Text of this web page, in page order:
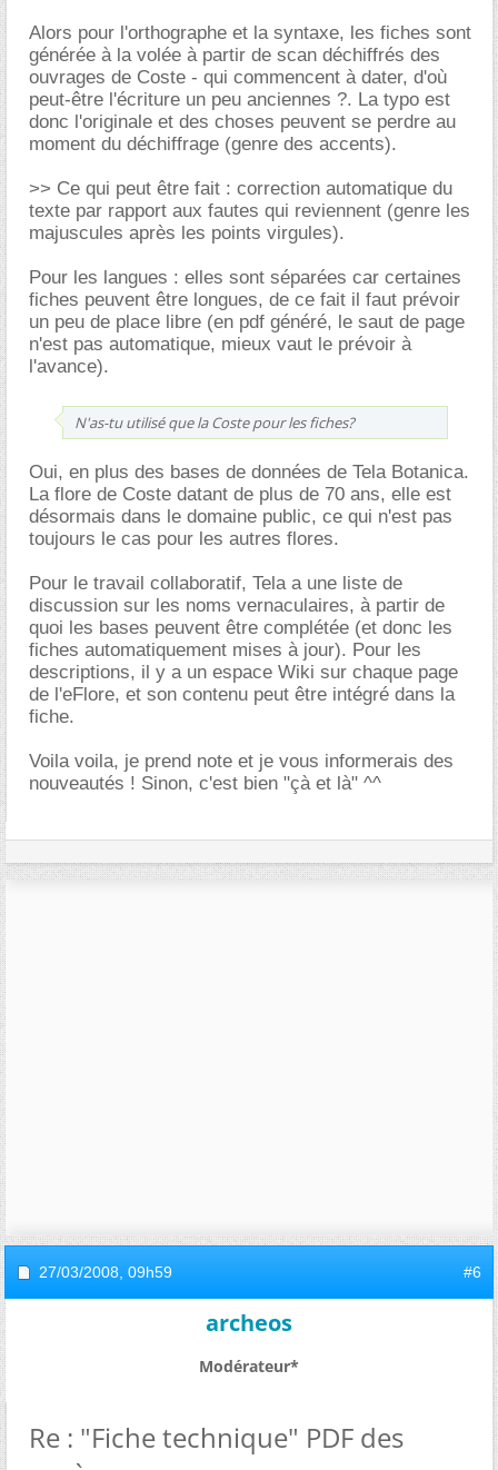
Alors pour l'orthographe et la syntaxe, les fiches sont
générée à la volée à partir de scan déchiffrés des
ouvrages de Coste - qui commencent à dater, d'où
peut-être l'écriture un peu anciennes ?. La typo est
donc l'originale et des choses peuvent se perdre au
moment du déchiffrage (genre des accents).
>> Ce qui peut être fait : correction automatique du
texte par rapport aux fautes qui reviennent (genre les
majuscules après les points virgules).
Pour les langues : elles sont séparées car certaines
fiches peuvent être longues, de ce fait il faut prévoir
un peu de place libre (en pdf généré, le saut de page
n'est pas automatique, mieux vaut le prévoir à
l'avance).
N'as-tu utilisé que la Coste pour les fiches?
Oui, en plus des bases de données de Tela Botanica.
La flore de Coste datant de plus de 70 ans, elle est
désormais dans le domaine public, ce qui n'est pas
toujours le cas pour les autres flores.
Pour le travail collaboratif, Tela a une liste de
discussion sur les noms vernaculaires, à partir de
quoi les bases peuvent être complétée (et donc les
fiches automatiquement mises à jour). Pour les
descriptions, il y a un espace Wiki sur chaque page
de l'eFlore, et son contenu peut être intégré dans la
fiche.
Voila voila, je prend note et je vous informerais des
nouveautés ! Sinon, c'est bien "çà et là" ^^
27/03/2008, 09h59 #6
archeos
Modérateur*
Re : "Fiche technique" PDF des